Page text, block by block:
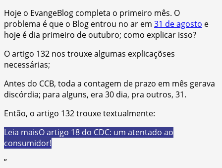
Hoje o EvangeBlog completa o primeiro mês. O
problema é que o Blog entrou no ar em 31 de agosto e
hoje é dia primeiro de outubro; como explicar isso?
O artigo 132 nos trouxe algumas explicaçõses
necessárias;
Antes do CCB, toda a contagem de prazo em mês gerava
discórdia; para alguns, era 30 dia, pra outros, 31.
Então, o artigo 132 trouxe textualmente:
Leia maisO artigo 18 do CDC: um atentado ao
consumidor!
”